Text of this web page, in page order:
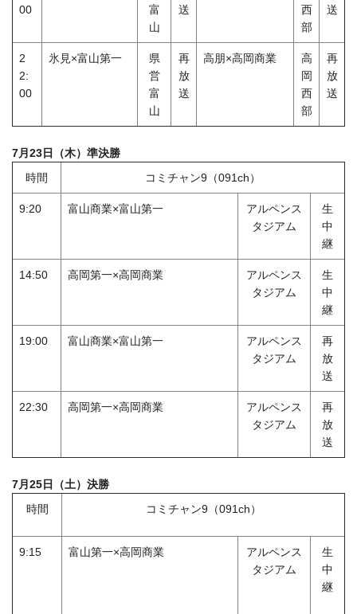
00
富
山
送
西
部
送
2
2:
00
氷見×富山第一
県
営
富
山
再
放
送
高朋×高岡商業
高
岡
西
部
再
放
送
7月23日（木）準決勝
時間
コミチャン9（091ch）
9:20 富山商業×富山第一
アルペンス
タジアム
生
中
継
14:50 高岡第一×高岡商業
アルペンス
タジアム
生
中
継
19:00 富山商業×富山第一
アルペンス
タジアム
再
放
送
22:30 高岡第一×高岡商業
アルペンス
タジアム
再
放
送
7月25日（土）決勝
時間
コミチャン9（091ch）
9:15 富山第一×高岡商業
アルペンス
タジアム
生
中
継